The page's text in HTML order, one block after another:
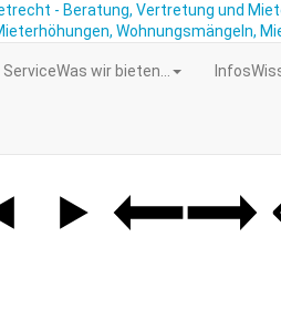
ServiceWas wir bieten... Infos